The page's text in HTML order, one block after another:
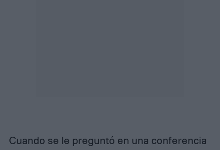
Cuando se le preguntó en una conferencia